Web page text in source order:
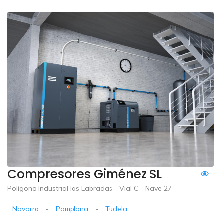
Compresores Giménez SL
Polígono Industrial las Labradas - Vial C - Nave 27
Navarra - Pamplona - Tudela